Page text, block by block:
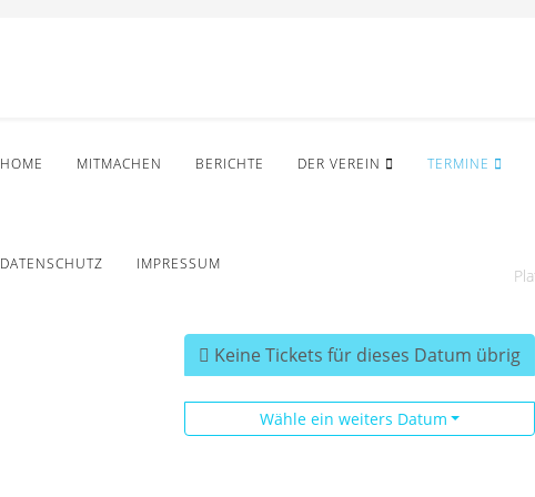
HOME MITMACHEN BERICHTE DER VEREIN TERMINE
DATENSCHUTZ IMPRESSUM
Keine Tickets für dieses Datum übrig
Wähle ein weiters Datum